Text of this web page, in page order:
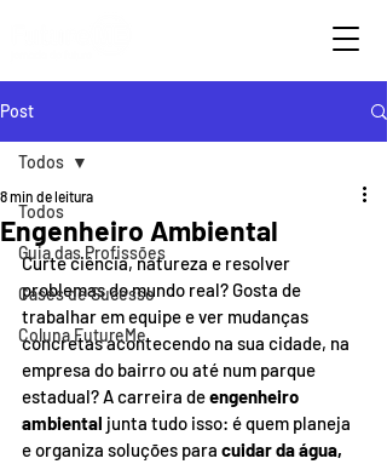
Post
Todos
Guia das Profissões
Cases de Sucesso
Coluna FutureMe
Todos
Engenheiro Ambiental
8 min de leitura
Curte ciência, natureza e resolver
problemas do mundo real? Gosta de
trabalhar em equipe e ver mudanças
concretas acontecendo na sua cidade, na
empresa do bairro ou até num parque
estadual? A carreira de engenheiro
ambiental junta tudo isso: é quem planeja
e organiza soluções para cuidar da água,